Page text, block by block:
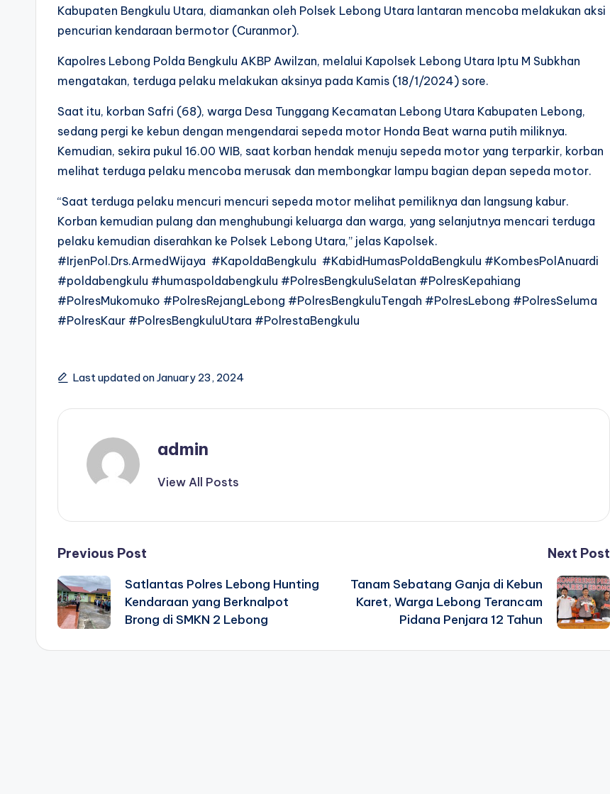
Kabupaten Bengkulu Utara, diamankan oleh Polsek Lebong Utara lantaran mencoba melakukan aksi
pencurian kendaraan bermotor (Curanmor).
Kapolres Lebong Polda Bengkulu AKBP Awilzan, melalui Kapolsek Lebong Utara Iptu M Subkhan
mengatakan, terduga pelaku melakukan aksinya pada Kamis (18/1/2024) sore.
Saat itu, korban Safri (68), warga Desa Tunggang Kecamatan Lebong Utara Kabupaten Lebong,
sedang pergi ke kebun dengan mengendarai sepeda motor Honda Beat warna putih miliknya.
Kemudian, sekira pukul 16.00 WIB, saat korban hendak menuju sepeda motor yang terparkir, korban
melihat terduga pelaku mencoba merusak dan membongkar lampu bagian depan sepeda motor.
“Saat terduga pelaku mencuri mencuri sepeda motor melihat pemiliknya dan langsung kabur.
Korban kemudian pulang dan menghubungi keluarga dan warga, yang selanjutnya mencari terduga
pelaku kemudian diserahkan ke Polsek Lebong Utara,” jelas Kapolsek.
#IrjenPol.Drs.ArmedWijaya #KapoldaBengkulu #KabidHumasPoldaBengkulu #KombesPolAnuardi
#poldabengkulu #humaspoldabengkulu #PolresBengkuluSelatan #PolresKepahiang
#PolresMukomuko #PolresRejangLebong #PolresBengkuluTengah #PolresLebong #PolresSeluma
#PolresKaur #PolresBengkuluUtara #PolrestaBengkulu
Last updated on January 23, 2024
admin
View All Posts
Post
navigation
Previous Post
Satlantas Polres Lebong Hunting
Kendaraan yang Berknalpot
Brong di SMKN 2 Lebong
Next Post
Tanam Sebatang Ganja di Kebun
Karet, Warga Lebong Terancam
Pidana Penjara 12 Tahun